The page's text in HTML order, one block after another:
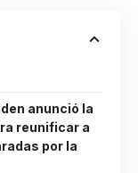
anunció la
reunificar a
por la